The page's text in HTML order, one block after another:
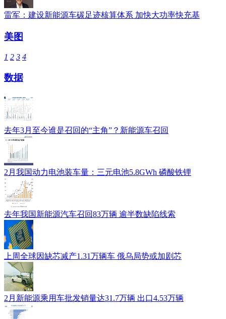
雷军：建设新能源车碳足迹核算体系 加快大功率快充基
美图
1 2 3 4
数据
去年3月至今谁是召回的“主角”？新能源车召回
2月我国动力电池装车量：三元电池5.8GWh 磷酸铁锂
去年我国新能源汽车召回83万辆 逾半数缺陷线索
上周全球因缺芯减产1.31万辆车 俄乌局势或加剧芯
2月新能源乘用车批发销量达31.7万辆 出口4.53万辆